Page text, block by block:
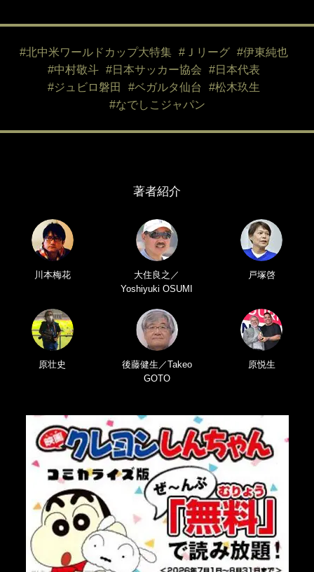
#北中米ワールドカップ大特集 #Ｊリーグ
#伊東純也
#中村敬斗
#日本サッカー協会
#日本代表
#ジュビロ磐田
#ベガルタ仙台
#松木玖生
#なでしこジャパン
著者紹介
川本梅花
大住良之／
Yoshiyuki OSUMI
戸塚啓
原壮史
後藤健生／Takeo
GOTO
原悦生